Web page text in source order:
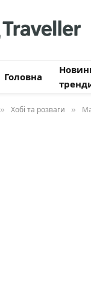
Головна
» Хобі та розваги »